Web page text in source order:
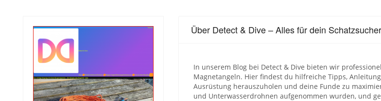
Über Detect & Dive – Alles für dein
In unserem Blog bei Detect & Dive bieten wir
Magnetangeln. Hier findest du hilfreiche Tipps,
Ausrüstung herauszuholen und deine Funde zu
und Unterwasserdrohnen aufgenommen wurden, und